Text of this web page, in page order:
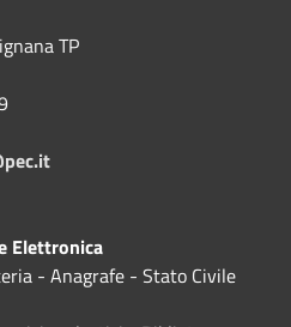
TP
Elettronica
- Anagrafe - Stato Civile